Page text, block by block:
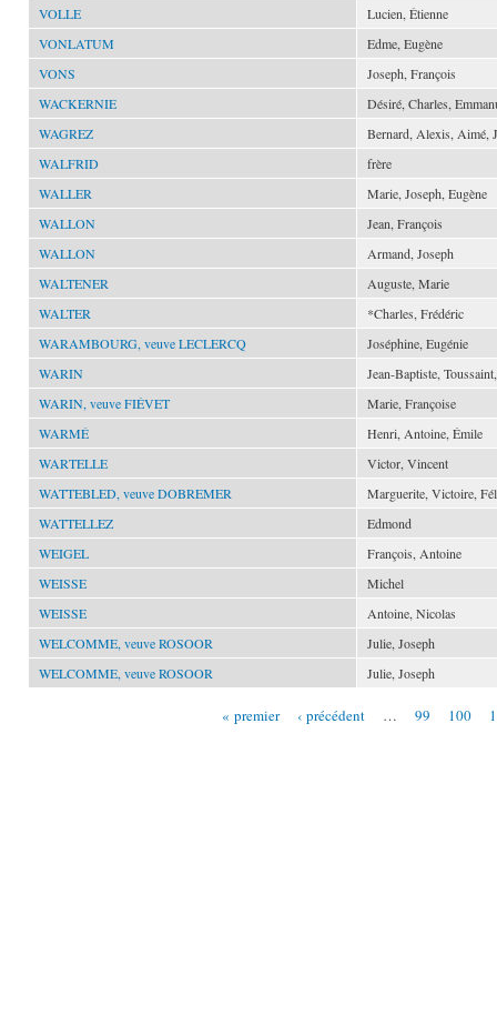
VOLLE
Lucien, Étienne
VONLATUM
Edme, Eugène
VONS
Joseph, François
WACKERNIE
Désiré, Charles,
WAGREZ
Bernard, Alexis, Aimé,
WALFRID
frère
WALLER
Marie, Joseph, Eugène
WALLON
Jean, François
WALLON
Armand, Joseph
WALTENER
Auguste, Marie
WALTER
*Charles, Frédéric
WARAMBOURG, veuve LECLERCQ
Joséphine, Eugénie
WARIN
Jean-Baptiste,
WARIN, veuve FIÉVET
Marie, Françoise
WARMÉ
Henri, Antoine, Émile
WARTELLE
Victor, Vincent
WATTEBLED, veuve DOBREMER
Marguerite, Victoire,
WATTELLEZ
Edmond
WEIGEL
François, Antoine
WEISSE
Michel
WEISSE
Antoine, Nicolas
WELCOMME, veuve ROSOOR
Julie, Joseph
WELCOMME, veuve ROSOOR
Julie, Joseph
« premier ‹ précédent … 99 100